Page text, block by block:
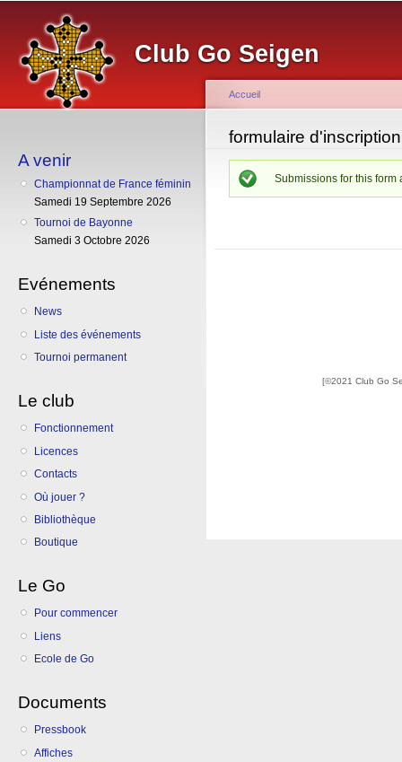
Club Go Seigen
A venir
Championnat de France féminin
Samedi 19 Septembre 2026
Tournoi de Bayonne
Samedi 3 Octobre 2026
Evénements
News
Liste des événements
Tournoi permanent
Le club
Fonctionnement
Licences
Contacts
Où jouer ?
Bibliothèque
Boutique
Le Go
Pour commencer
Liens
Ecole de Go
Documents
Pressbook
Affiches
Vous êtes ici
Accueil
formulaire d'inscription
Message d'état
Submissions for this form
[©2021 Club Go